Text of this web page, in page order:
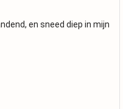
en sneed diep in mijn